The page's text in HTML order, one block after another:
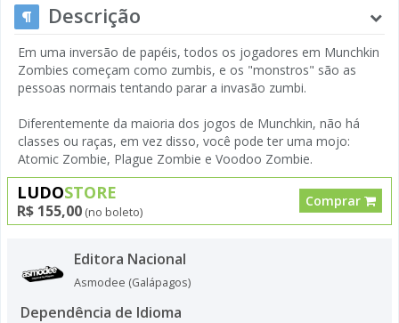
Descrição
Em uma inversão de papéis, todos os jogadores em Munchkin
Zombies começam como zumbis, e os "monstros" são as
pessoas normais tentando parar a invasão zumbi.
Diferentemente da maioria dos jogos de Munchkin, não há
classes ou raças, em vez disso, você pode ter uma mojo:
Atomic Zombie, Plague Zombie e Voodoo Zombie.
LUDOSTORE
R$ 155,00 (no boleto)
Comprar
Editora Nacional
Asmodee (Galápagos)
Dependência de Idioma